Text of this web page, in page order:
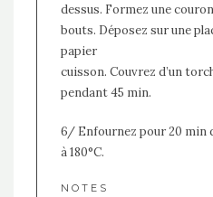
dessus. Formez une
bouts. Déposez sur une
papier
cuisson. Couvrez d’un
pendant 45 min.
6/ Enfournez pour 20 min
à 180°C.
NOTES